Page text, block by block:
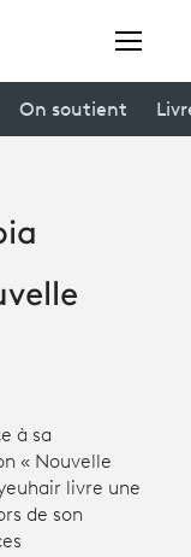
On soutient
à sa
« Nouvelle
livre une
de son